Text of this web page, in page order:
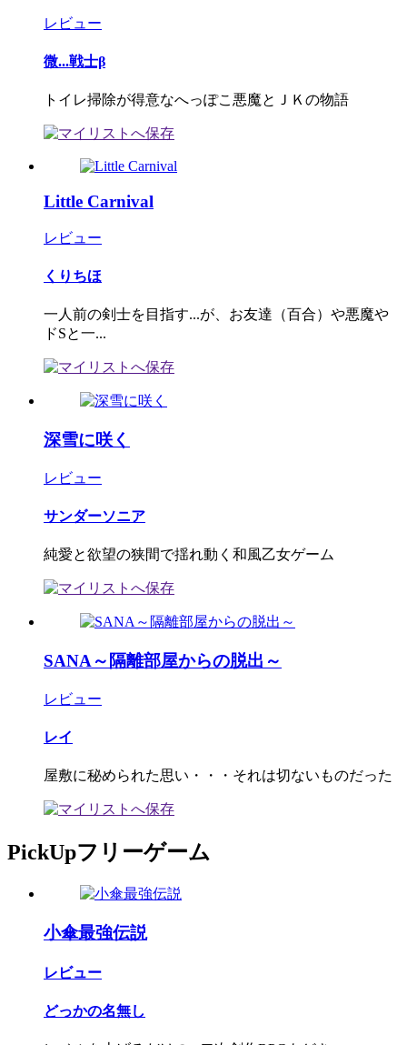
レビュー
微...戦士β
トイレ掃除が得意なへっぽこ悪魔とＪＫの物語
Little Carnival
レビュー
くりちほ
一人前の剣士を目指す...が、お友達（百合）や悪魔や
ドSと一...
深雪に咲く
レビュー
サンダーソニア
純愛と欲望の狭間で揺れ動く和風乙女ゲーム
SANA～隔離部屋からの脱出～
レビュー
レイ
屋敷に秘められた思い・・・それは切ないものだった
PickUpフリーゲーム
小傘最強伝説
レビュー
どっかの名無し